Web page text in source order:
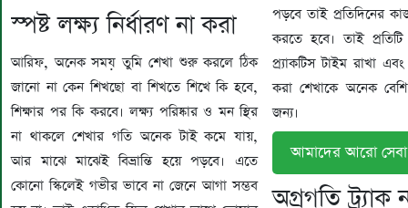
স্পষ্ট লক্ষ্য নির্ধারণ না করা
আরিফ, অনেক সময় তুমি শেখা শুরু করলে ঠিক
জানো না কেন শিখছো বা শিখতে শিখে কি হবে,
শিক্ষার পর কি করবে। লক্ষ্য পরিষ্কার ও মন স্থির
না থাকলে শেখার গতি অনেক টাই কমে যায়,
আর মাঝে মাঝেই বিভ্রান্তি হয়ে পড়বে। এতে
কোনো স্কিলেই গভীর ভাবে না জেনে আগা সম্ভব
পড়বে তাই প্রতিদিনের
করতে হবে। তাই
প্র্যাকটিস টাইম রাখা
করা শেখাকে অনেক
জন্য।
আমাদের আরো
অগ্রগতি ট্র্যাক